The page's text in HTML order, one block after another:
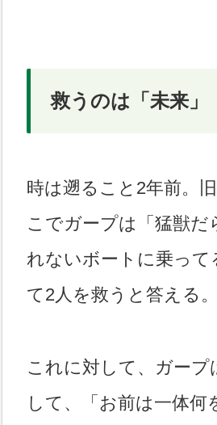
救うのは「未来」
時は遡ること2年前。
こでガープは「猛獣
れないボートに乗って
て2人を救うと答える。
これに対して、ガー
して、「お前は一体何